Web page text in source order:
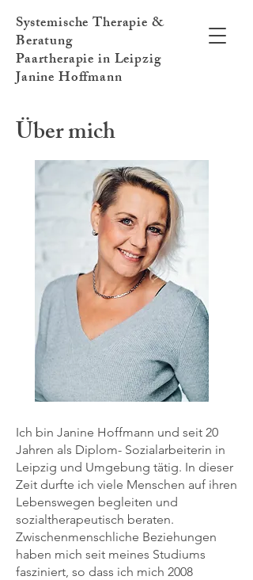
Systemische Therapie &
Beratung
Paartherapie in Leipzig
Janine Hoffmann
Über mich
Ich bin Janine Hoffmann und seit 20
Jahren als Diplom- Sozialarbeiterin in
Leipzig und Umgebung tätig. In dieser
Zeit durfte ich viele Menschen auf ihren
Lebenswegen begleiten und
sozialtherapeutisch beraten.
Zwischenmenschliche Beziehungen
haben mich seit meines Studiums
fasziniert, so dass ich mich 2008